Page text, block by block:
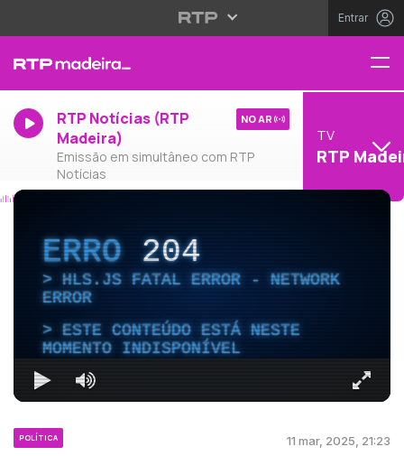
Entrar
RTP Notícias (RTP
Madeira)
Emissão em simultâneo com RTP
Notícias
NO AR
TV
RTP
ERRO204
HLS.JS FATAL ERROR - NETWORK
ERROR
ESTE CONTEÚDO ESTÁ NESTE
MOMENTO INDISPONÍVEL
POLÍTICA 11 mar, 2025, 21:23